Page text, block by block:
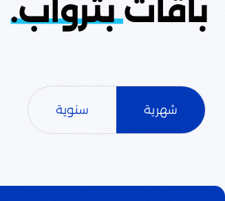
باقات بتروآب.
شهرية سنوية